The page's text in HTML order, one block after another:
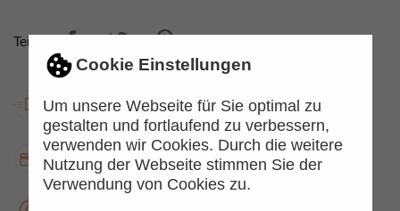
Cookie Einstellungen
Um unsere Webseite für Sie optimal zu
gestalten und fortlaufend zu verbessern,
verwenden wir Cookies. Durch die weitere
Nutzung der Webseite stimmen Sie der
Verwendung von Cookies zu.
Teilen
Zuverlässig und schnell.
Kauf auf Rechnung
Jetzt kaufen, später zahlen.